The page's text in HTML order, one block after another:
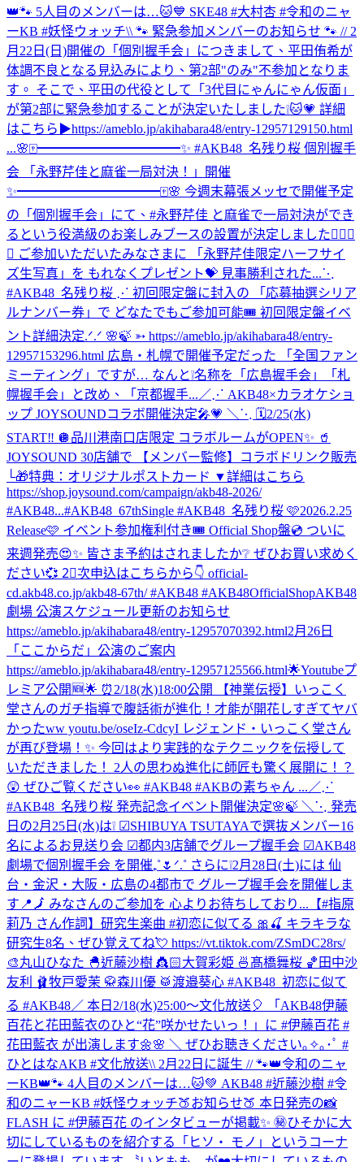
👑🐾 5人目のメンバーは…🐱💙 SKE48 #大村杏 #令和のニャ
ーKB #妖怪ウォッチ\\ 🐾 緊急参加メンバーのお知らせ 🐾 // 2
月22日(日)開催の「個別握手会」につきまして、平田侑希が
体調不良となる見込みにより、第2部"のみ"不参加となりま
す。 そこで、平田の代役として「3代目にゃんにゃん仮面」
が第2部に緊急参加することが決定いたしました❕🐱💗 詳細
はこちら▶https://ameblo.jp/akihabara48/entry-12957129150.html
...🌸🀄️━━━━━━━━━━━✨ #AKB48_名残り桜 個別握手
会 「永野芹佳と麻雀一局対決！」開催
✨━━━━━━━━━━━🀄️🌸 今週末幕張メッセで開催予定
の「個別握手会」にて、#永野芹佳 と麻雀で一局対決ができ
るという役満級のお楽しみブースの設置が決定しました✊🏻🎯
💖 ご参加いただいたみなさまに 「永野芹佳限定ハーフサイ
ズ生写真」を もれなくプレゼント💝 見事勝利された...⋱
#AKB48_名残り桜 ⋰ 初回限定盤に封入の 「応募抽選シリア
ルナンバー券」で どなたでもご参加可能🎟️ 初回限定盤イベ
ント詳細決定.ᐟ.ᐟ 🌸🍃 ➳ https://ameblo.jp/akihabara48/entry-
12957153296.html 広島・札幌で開催予定だった 「全国ファン
ミーティング」ですが… なんと❕名称を「広島握手会」「札
幌握手会」と改め、「京都握手... ／⋰ AKB48×カラオケショ
ップ JOYSOUNDコラボ開催決定🎤💗 ＼⋱ 🗓️2/25(水)
START‼️ 🪩品川港南口店限定 コラボルームがOPEN✨ 🥤
JOYSOUND 30店舗で 【メンバー監修】コラボドリンク販売
└🎁特典：オリジナルポストカード ▼詳細はこちら
https://shop.joysound.com/campaign/akb48-2026/
#AKB48...#AKB48_67thSingle #AKB48_名残り桜 🩷2026.2.25
Release🩷 イベント参加権利付き🎟️ Official Shop盤💿 ついに
来週発売😍✨ 皆さま予約はされましたか❔ ぜひお買い求めく
ださい💞 2⃣次申込はこちらから👇 official-
cd.akb48.co.jp/akb48-67th/ #AKB48 #AKB48OfficialShopAKB48
劇場 公演スケジュール更新のお知らせ
https://ameblo.jp/akihabara48/entry-12957070392.html2月26日
「ここからだ」公演のご案内
https://ameblo.jp/akihabara48/entry-12957125566.html🌟Youtubeプ
レミア公開🆕🌟 ⏰2/18(水)18:00公開 【神業伝授】いっこく
堂さんのガチ指導で腹話術が進化！才能が開花しすぎてヤバ
かったww youtu.be/oseIz-CdcyI レジェンド・いっこく堂さん
が再び登場！✨ 今回はより実践的なテクニックを伝授して
いただきました！ 2人の思わぬ進化に師匠も驚く展開に！？
😲 ぜひご覧ください👀 #AKB48 #AKBの素ちゃん ... ／⋰
#AKB48_名残り桜 発売記念イベント開催決定🌸🍃 ＼⋱ 発売
日の2月25日(水)は❕ ☑︎SHIBUYA TSUTAYAで選抜メンバー16
名によるお見送り会 ☑︎都内3店舗でグループ握手会 ☑︎AKB48
劇場で個別握手会 を開催₊˚🌷ᐟ.˚ さらに❕2月28日(土)には 仙
台・金沢・大阪・広島の4都市で グループ握手会を開催しま
す📍🗾 みなさんのご参加を 心よりお待ちしており... 【#指原
莉乃 さん作詞】研究生楽曲 #初恋に似てる 🎀🍒 キラキラな
研究生8名、ぜひ覚えてね💘 https://vt.tiktok.com/ZSmDC28rs/
🎨丸山ひなた 🐣近藤沙樹 👸🏻大賀彩姫 🍜髙橋舞桜 🏀田中沙
友利 🩰牧戸愛茉 🥋森川優 🥁渡邉葵心 #AKB48_初恋に似て
る #AKB48／ 本日2/18(水)25:00～文化放送🎈 「AKB48伊藤
百花と花田藍衣のひと“花”咲かせたいっ！」に #伊藤百花 #
花田藍衣 が出演します🌼🌸 ＼ ぜひお聴きください｡✧｡･ﾟ #
ひとはなAKB #文化放送\\ 2月22日に誕生 // 🐾👑令和のニャ
ーKB👑🐾 4人目のメンバーは…🐱💚 AKB48 #近藤沙樹 #令
和のニャーKB #妖怪ウォッチ🍑お知らせ🍑 本日発売の📸
FLASH に #伊藤百花 のインタビューが掲載✨ ㊙️ひそかに大
切にしているものを紹介する「ヒソ・ モノ」というコーナ